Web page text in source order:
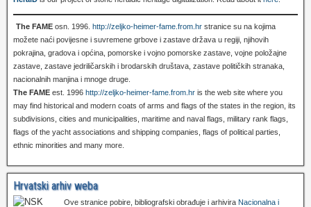
The FAME osn. 1996. http://zeljko-heimer-fame.from.hr stranice su na kojima
možete naći povijesne i suvremene grbove i zastave država u regiji, njihovih
pokrajina, gradova i općina, pomorske i vojno pomorske zastave, vojne položajne
zastave, zastave jedriličarskih i brodarskih društava, zastave političkih stranaka,
nacionalnih manjina i mnoge druge.
The FAME est. 1996 http://zeljko-heimer-fame.from.hr is the web site where you
may find historical and modern coats of arms and flags of the states in the region, its
subdivisions, cities and municipalities, maritime and naval flags, military rank flags,
flags of the yacht associations and shipping companies, flags of political parties,
ethnic minorities and many more.
Hrvatski arhiv weba
Ove stranice pobire, bibliografski obrađuje i arhivira Nacionalna i